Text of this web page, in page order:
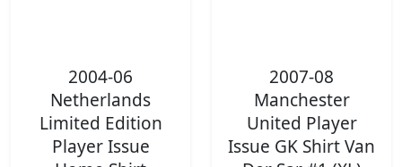
2004-06
Netherlands
Limited Edition
Player Issue
2007-08
Manchester
United Player
Issue GK Shirt Van